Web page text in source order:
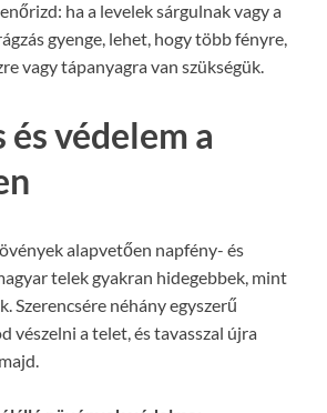
ha a levelek sárgulnak vagy a
gyenge, lehet, hogy több fényre,
vagy tápanyagra van szükségük.
védelem a
alapvetően napfény- és
telek gyakran hidegebbek, mint
Szerencsére néhány egyszerű
vészelni a telet, és tavasszal újra